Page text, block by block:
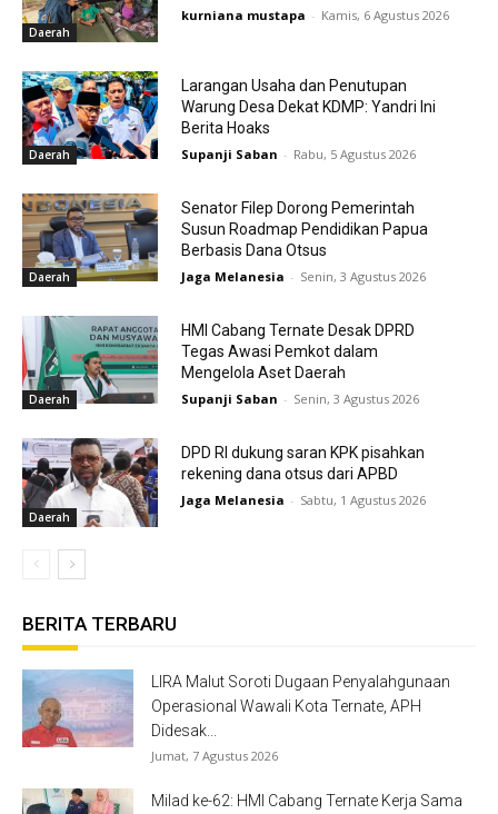
Daerah
kurniana mustapa - Kamis, 6 Agustus 2026
Daerah
Larangan Usaha dan Penutupan
Warung Desa Dekat KDMP: Yandri Ini
Berita Hoaks
Supanji Saban - Rabu, 5 Agustus 2026
Daerah
Senator Filep Dorong Pemerintah
Susun Roadmap Pendidikan Papua
Berbasis Dana Otsus
Jaga Melanesia - Senin, 3 Agustus 2026
Daerah
HMI Cabang Ternate Desak DPRD
Tegas Awasi Pemkot dalam
Mengelola Aset Daerah
Supanji Saban - Senin, 3 Agustus 2026
Daerah
DPD RI dukung saran KPK pisahkan
rekening dana otsus dari APBD
Jaga Melanesia - Sabtu, 1 Agustus 2026
BERITA TERBARU
LIRA Malut Soroti Dugaan Penyalahgunaan
Operasional Wawali Kota Ternate, APH
Didesak...
Jumat, 7 Agustus 2026
Milad ke-62: HMI Cabang Ternate Kerja Sama